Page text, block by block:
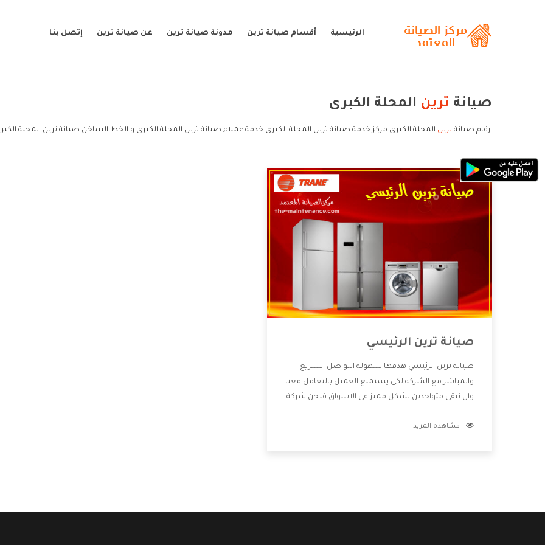
الرئيسية أقسام صيانة ترين مدونة صيانة ترين عن صيانة ترين إتصل بنا
صيانة ترين المحلة الكبرى
ارقام صيانة ترين المحلة الكبرى مركز خدمة صيانة ترين المحلة الكبرى خدمة عملاء صيانة ترين المحلة الكبرى و الخط الساخن صيانة ترين المحلة
صيانة ترين الرئيسي
صيانة ترين الرئيسي هدفها سهولة التواصل السريع
والمباشر مع الشركة لكى يستمتع العميل بالتعامل معنا
وان نبقى متواجدين بشكل مميز فى الاسواق فنحن شركة
بالخدمات التى تنفرد الشركة بها والتى تكون منها خدمة
مشاهدة المزيد